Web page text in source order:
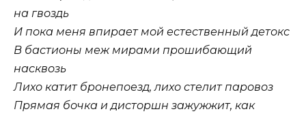
на гвоздь
И пока меня впирает мой естественный детокс
В бастионы меж мирами прошибающий
насквозь
Лихо катит бронепоезд, лихо стелит паровоз
Прямая бочка и дисторшн зажужжит, как